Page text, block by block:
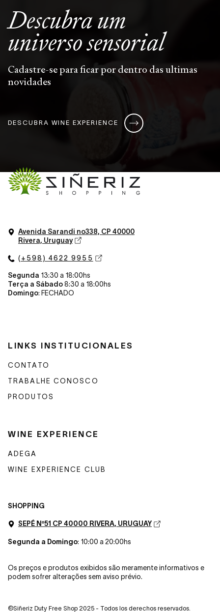
Descubra um
universosensorial
Cadastre-se para ficar por dentro das ultimas
novidades
DESCUBRA WINE EXPERIENCE
Avenida Sarandi no338, CP 40000
Rivera, Uruguay
(+598) 4622 9955
Segunda 13:30 a 18:00hs
Terça a Sábado8:30 a 18:00hs
Domingo: FECHADO
LINKS INSTITUCIONALES
CONTATO
TRABALHE CONOSCO
PRODUTOS
WINE EXPERIENCE
ADEGA
WINE EXPERIENCE CLUB
SHOPPING
SEPÉ Nº51 CP 40000 RIVERA, URUGUAY
Segunda a Domingo: 10:00 a 20:00hs
Os preços e produtos exibidos são meramente informativos e
podem sofrer alterações sem aviso prévio.
©Siñeriz Duty Free Shop 2025 - Todos los derechos reservados.